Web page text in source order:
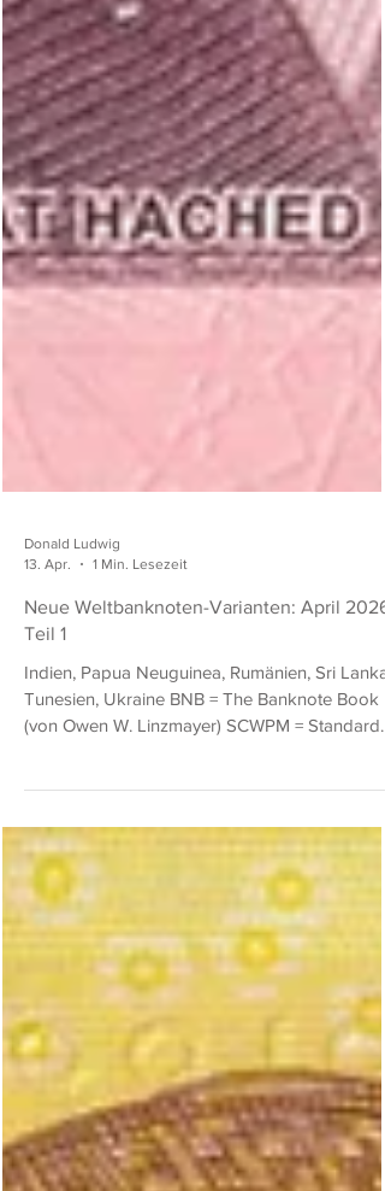
Donald Ludwig
Neue Weltbanknoten-Varianten: April 2026,
Teil 1
Tunesien, Ukraine BNB = The Banknote Book
Catalog of World Paper Money (eingestellt)
Indien 200 Rupees von 2026 BNB B302j: wie
BNB B302i (SCWPM 113), aber mit neuem Jahr.
500 Rupees von 2026 BNB B303k: wie BNB
B303j (SCWPM 114), aber mit neuem Jahr.
Neuguinea 10 Kina von 2025 BNB B156c: wie
BNB B156b (SCWPM nicht gelistet), aber mit
neuem Jahr (20)25 (die ersten beiden Stellen
der Kon